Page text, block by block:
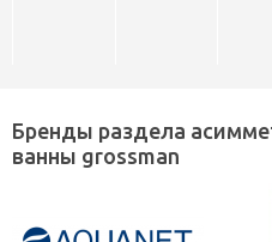
Бренды раздела
ванны grossman